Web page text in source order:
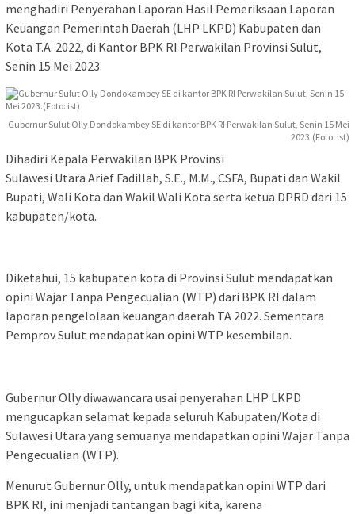
menghadiri Penyerahan Laporan Hasil Pemeriksaan Laporan
Keuangan Pemerintah Daerah (LHP LKPD) Kabupaten dan
Kota T.A. 2022, di Kantor BPK RI Perwakilan Provinsi Sulut,
Senin 15 Mei 2023.
Gubernur Sulut Olly Dondokambey SE di kantor BPK RI Perwakilan Sulut, Senin 15 Mei
2023.(Foto: ist)
Dihadiri Kepala Perwakilan BPK Provinsi
Sulawesi Utara Arief Fadillah, S.E., M.M., CSFA, Bupati dan Wakil
Bupati, Wali Kota dan Wakil Wali Kota serta ketua DPRD dari 15
kabupaten/kota.
Diketahui, 15 kabupaten kota di Provinsi Sulut mendapatkan
opini Wajar Tanpa Pengecualian (WTP) dari BPK RI dalam
laporan pengelolaan keuangan daerah TA 2022. Sementara
Pemprov Sulut mendapatkan opini WTP kesembilan.
Gubernur Olly diwawancara usai penyerahan LHP LKPD
mengucapkan selamat kepada seluruh Kabupaten/Kota di
Sulawesi Utara yang semuanya mendapatkan opini Wajar Tanpa
Pengecualian (WTP).
Menurut Gubernur Olly, untuk mendapatkan opini WTP dari
BPK RI, ini menjadi tantangan bagi kita, karena